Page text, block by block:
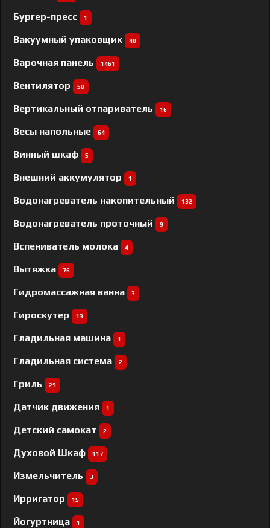
Бургер-пресс 1
Вакуумный упаковщик 40
Варочная панель 1461
Вентилятор 50
Вертикальный отпариватель 16
Весы напольные 64
Винный шкаф 5
Внешний аккумулятор 1
Водонагреватель накопительный 132
Водонагреватель проточный 9
Вспениватель молока 4
Вытяжка 76
Гидромассажная ванна 3
Гироскутер 13
Гладильная машина 1
Гладильная система 2
Гриль 29
Датчик движения 1
Детский самокат 2
Духовой Шкаф 117
Измельчитель 3
Ирригатор 15
Йогуртница 1